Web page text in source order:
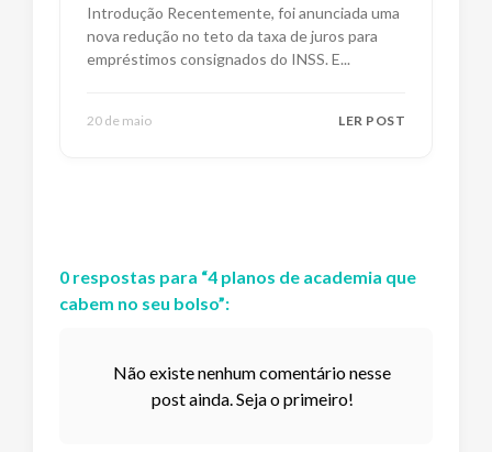
Introdução Recentemente, foi anunciada uma
nova redução no teto da taxa de juros para
empréstimos consignados do INSS. E...
20 de maio LER POST
0 respostas para “4 planos de academia que
cabem no seu bolso”:
Não existe nenhum comentário nesse
post ainda. Seja o primeiro!